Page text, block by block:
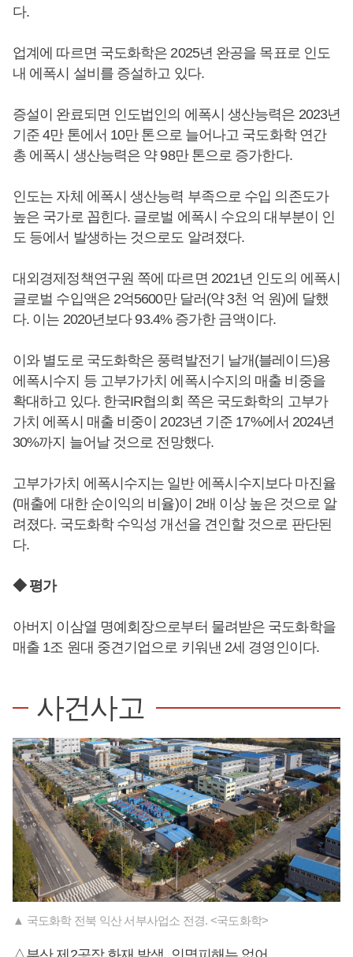
다.
업계에 따르면 국도화학은 2025년 완공을 목표로 인도
내 에폭시 설비를 증설하고 있다.
증설이 완료되면 인도법인의 에폭시 생산능력은 2023년
기준 4만 톤에서 10만 톤으로 늘어나고 국도화학 연간
총 에폭시 생산능력은 약 98만 톤으로 증가한다.
인도는 자체 에폭시 생산능력 부족으로 수입 의존도가
높은 국가로 꼽힌다. 글로벌 에폭시 수요의 대부분이 인
도 등에서 발생하는 것으로도 알려졌다.
대외경제정책연구원 쪽에 따르면 2021년 인도의 에폭시
글로벌 수입액은 2억5600만 달러(약 3천 억 원)에 달했
다. 이는 2020년보다 93.4% 증가한 금액이다.
이와 별도로 국도화학은 풍력발전기 날개(블레이드)용
에폭시수지 등 고부가가치 에폭시수지의 매출 비중을
확대하고 있다. 한국IR협의회 쪽은 국도화학의 고부가
가치 에폭시 매출 비중이 2023년 기준 17%에서 2024년
30%까지 늘어날 것으로 전망했다.
고부가가치 에폭시수지는 일반 에폭시수지보다 마진율
(매출에 대한 순이익의 비율)이 2배 이상 높은 것으로 알
려졌다. 국도화학 수익성 개선을 견인할 것으로 판단된
다.
◆ 평가
아버지 이삼열 명예회장으로부터 물려받은 국도화학을
매출 1조 원대 중견기업으로 키워낸 2세 경영인이다.
사건사고
▲ 국도화학 전북 익산 서부사업소 전경. <국도화학>